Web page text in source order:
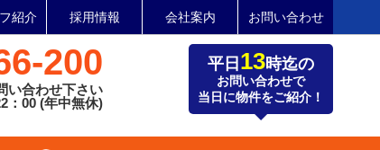
紹介 採用情報 会社案内 お問い合わせ
200
い合わせ下さい
：00 (年中無休)
平日 13時迄の
お問い合わせで
当日に物件をご紹介！